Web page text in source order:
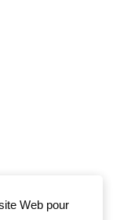
Web pour